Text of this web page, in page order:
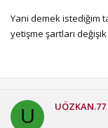
Yani demek istediğim
yetişme şartları değişik
U UÖZKAN.77